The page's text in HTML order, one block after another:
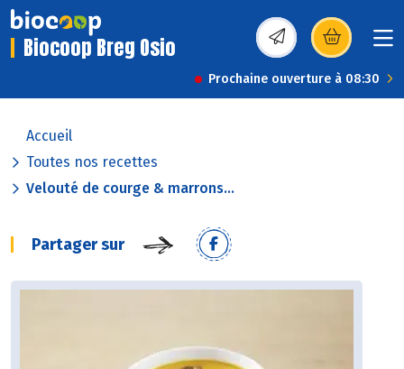
Biocoop Breg Osio (s’ouvre dans une
Prochaine ouverture à 08:30
Accueil
Toutes nos recettes
Velouté de courge & marrons...
Partager sur